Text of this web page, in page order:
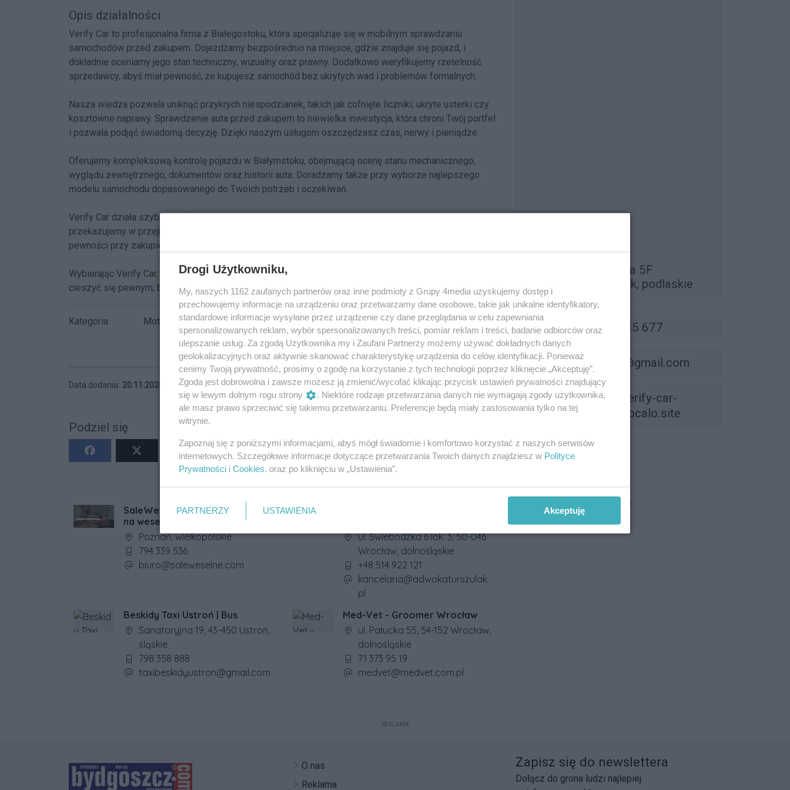
Opis działalności
Verify Car to profesjonalna firma z Białegostoku, która specjalizuje się w mobilnym sprawdzaniu
samochodów przed zakupem. Dojeżdżamy bezpośrednio na miejsce, gdzie znajduje się pojazd, i
dokładnie oceniamy jego stan techniczny, wizualny oraz prawny. Dodatkowo weryfikujemy rzetelność
sprzedawcy, abyś miał pewność, że kupujesz samochód bez ukrytych wad i problemów formalnych.
Nasza wiedza pozwala uniknąć przykrych niespodzianek, takich jak cofnięte liczniki, ukryte usterki czy
kosztowne naprawy. Sprawdzenie auta przed zakupem to niewielka inwestycja, która chroni Twój portfel
i pozwala podjąć świadomą decyzję. Dzięki naszym usługom oszczędzasz czas, nerwy i pieniądze.
Oferujemy kompleksową kontrolę pojazdu w Białymstoku, obejmującą ocenę stanu mechanicznego,
wyglądu zewnętrznego, dokumentów oraz historii auta. Doradzamy także przy wyborze najlepszego
modelu samochodu dopasowanego do Twoich potrzeb i oczekiwań.
Verify Car działa szybko, profesjonalnie i elastycznie – sprawdzamy samochód tam, gdzie jest, a wyniki
przekazujemy w przejrzystej formie. Nasze mobilne usługi to gwarancja bezpieczeństwa, komfortu i
pewności przy zakupie auta.
Wybierając Verify Car, zyskujesz niezależną, fachową opinię, która pozwala uniknąć rozczarowań i
cieszyć się pewnym, bezpiecznym zakupem.
Kategoria Motoryzacja
Data dodania: 20.11.2025 18:33 Wyświetleń: 152 ID wpisu: 6490
Podziel się
Oliwkowa 5F
15-797 Białystok, podlaskie
575 135 677
napvericar@gmail.com
https://verify-car-
kontrola-aut.localo.site
SaleWeselne.com - znajdź sale
na wesele
Adres firmy:
Poznań, wielkopolskie
Numer telefonu firmy:
794 339 536
Adres e-mail firmy:
biuro@saleweselne.com
Adres firmy:
ul. Świebodzka 6 lok. 3, 50-046
Wrocław, dolnośląskie
Numer telefonu firmy:
+48 514 922 121
Adres e-mail firmy:
kancelaria@adwokaturszulak.
pl
Beskidy Taxi Ustroń | Bus
Adres firmy:
Sanatoryjna 19, 43-450 Ustroń,
śląskie
Numer telefonu firmy:
798 358 888
Adres e-mail firmy:
taxibeskidyustron@gmail.com
Med-Vet - Groomer Wrocław
Adres firmy:
ul. Pałucka 55, 54-152 Wrocław,
dolnośląskie
Numer telefonu firmy:
71 373 95 19
Adres e-mail firmy:
medvet@medvet.com.pl
REKLAMA
REKLAMA
O nas
Reklama
Zapisz się do newslettera
Dołącz do grona ludzi najlepiej
Drogi Użytkowniku,
My, naszych 1162 zaufanych partnerów oraz inne podmioty z Grupy 4media uzyskujemy dostęp i
przechowujemy informacje na urządzeniu oraz przetwarzamy dane osobowe, takie jak unikalne identyfikatory,
standardowe informacje wysyłane przez urządzenie czy dane przeglądania w celu zapewniania
spersonalizowanych reklam, wybór spersonalizowanych treści, pomiar reklam i treści, badanie odbiorców oraz
ulepszanie usług. Za zgodą Użytkownika my i Zaufani Partnerzy możemy używać dokładnych danych
geolokalizacyjnych oraz aktywnie skanować charakterystykę urządzenia do celów identyfikacji. Ponieważ
cenimy Twoją prywatność, prosimy o zgodę na korzystanie z tych technologii poprzez kliknięcie „Akceptuję”.
Zgoda jest dobrowolna i zawsze możesz ją zmienić/wycofać klikając przycisk ustawień prywatności znajdujący
się w lewym dolnym rogu strony
. Niektóre rodzaje przetwarzania danych nie wymagają zgody użytkownika,
ale masz prawo sprzeciwić się takiemu przetwarzaniu. Preferencje będą miały zastosowania tylko na tej
witrynie.
Zapoznaj się z poniższymi informacjami, abyś mógł świadomie i komfortowo korzystać z naszych serwisów
internetowych. Szczegółowe informacje dotyczące przetwarzania Twoich danych znajdziesz w Polityce
Prywatności i Cookies. oraz po kliknięciu w „Ustawienia”.
PARTNERZY USTAWIENIA Akceptuję